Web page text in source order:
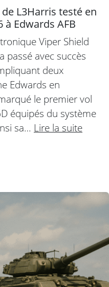
L3Harris testé en
à Edwards AFB
Viper Shield
passé avec succès
deux
Edwards en
le premier vol
équipés du système
sa… Lire la suite